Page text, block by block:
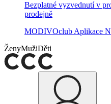
Bezplatné vyzvednutí v
prodejně
MODIVOclub Aplikace
ŽenyMužiDěti